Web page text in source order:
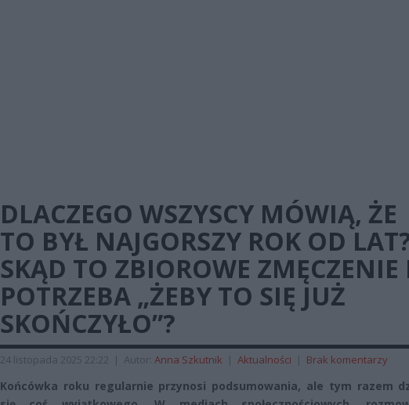
DLACZEGO WSZYSCY MÓWIĄ, ŻE
TO BYŁ NAJGORSZY ROK OD
SKĄD TO ZBIOROWE ZMĘCZENIE
POTRZEBA „ŻEBY TO SIĘ JUŻ
SKOŃCZYŁO”?
24 listopada 2025 22:22 | Autor: Anna Szkutnik | Aktualności | Brak komentarzy
Końcówka roku regularnie przynosi podsumowania, ale tym razem